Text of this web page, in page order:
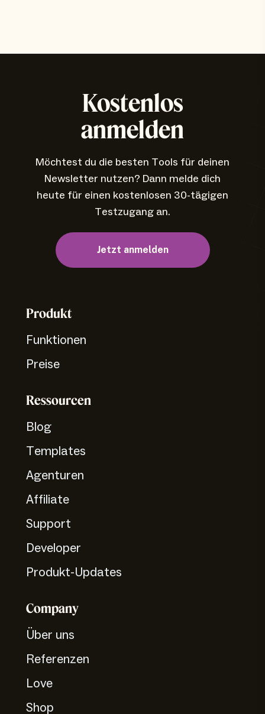
Kostenlos
anmelden
Möchtest du die besten Tools für deinen
Newsletter nutzen? Dann melde dich
heute für einen kostenlosen 30-tägigen
Testzugang an.
Jetzt anmelden
Produkt
Funktionen
Preise
Ressourcen
Blog
Templates
Agenturen
Affiliate
Support
Developer
Produkt-Updates
Company
Über uns
Referenzen
Love
Shop